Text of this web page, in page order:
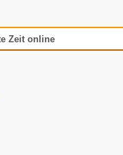
Zeit online